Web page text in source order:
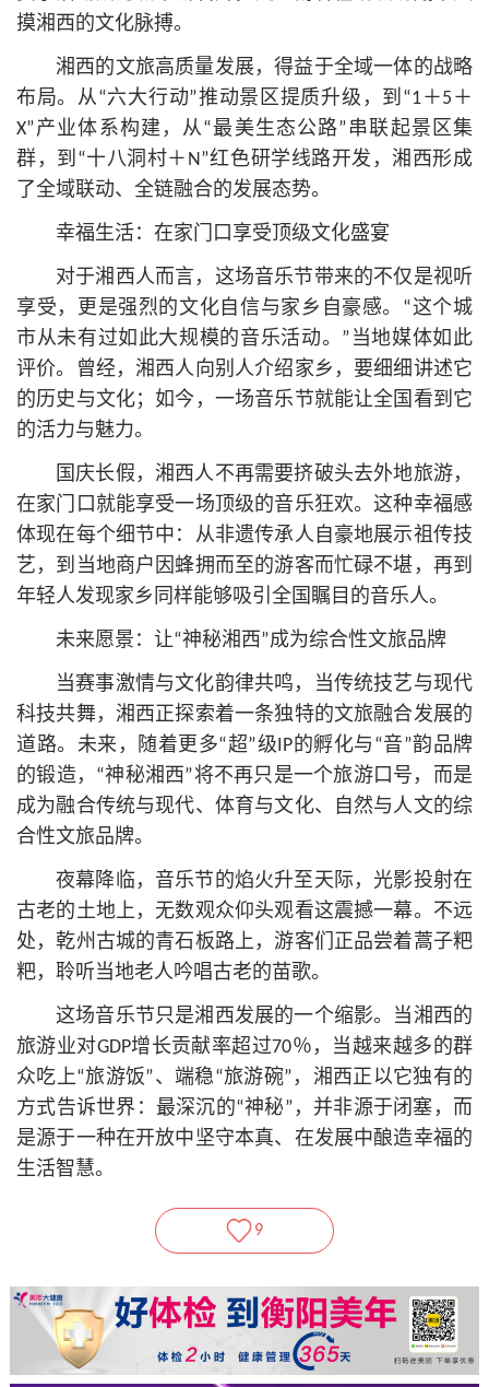
摸湘西的文化脉搏。
湘西的文旅高质量发展，得益于全域一体的战略
布局。从“六大行动”推动景区提质升级，到“1＋5＋
X”产业体系构建，从“最美生态公路”串联起景区集
群，到“十八洞村＋N”红色研学线路开发，湘西形成
了全域联动、全链融合的发展态势。
幸福生活：在家门口享受顶级文化盛宴
对于湘西人而言，这场音乐节带来的不仅是视听
享受，更是强烈的文化自信与家乡自豪感。“这个城
市从未有过如此大规模的音乐活动。”当地媒体如此
评价。曾经，湘西人向别人介绍家乡，要细细讲述它
的历史与文化；如今，一场音乐节就能让全国看到它
的活力与魅力。
国庆长假，湘西人不再需要挤破头去外地旅游，
在家门口就能享受一场顶级的音乐狂欢。这种幸福感
体现在每个细节中：从非遗传承人自豪地展示祖传技
艺，到当地商户因蜂拥而至的游客而忙碌不堪，再到
年轻人发现家乡同样能够吸引全国瞩目的音乐人。
未来愿景：让“神秘湘西”成为综合性文旅品牌
当赛事激情与文化韵律共鸣，当传统技艺与现代
科技共舞，湘西正探索着一条独特的文旅融合发展的
道路。未来，随着更多“超”级IP的孵化与“音”韵品牌
的锻造，“神秘湘西”将不再只是一个旅游口号，而是
成为融合传统与现代、体育与文化、自然与人文的综
合性文旅品牌。
夜幕降临，音乐节的焰火升至天际，光影投射在
古老的土地上，无数观众仰头观看这震撼一幕。不远
处，乾州古城的青石板路上，游客们正品尝着蒿子粑
粑，聆听当地老人吟唱古老的苗歌。
这场音乐节只是湘西发展的一个缩影。当湘西的
旅游业对GDP增长贡献率超过70％，当越来越多的群
众吃上“旅游饭”、端稳“旅游碗”，湘西正以它独有的
方式告诉世界：最深沉的“神秘”，并非源于闭塞，而
是源于一种在开放中坚守本真、在发展中酿造幸福的
生活智慧。
9